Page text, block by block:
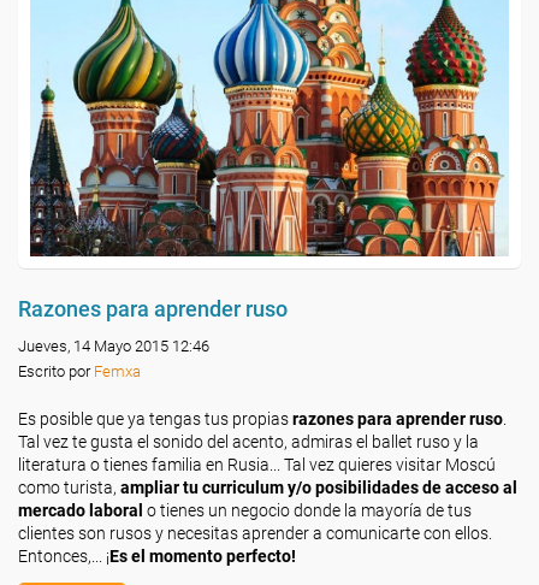
Razones para aprender ruso
Jueves, 14 Mayo 2015 12:46
Escrito por Femxa
Es posible que ya tengas tus propiasrazones para aprender ruso
Tal vez te gusta el sonido del acento, admiras el ballet ruso y la
literatura o tienes familia en Rusia... Tal vez quieres visitar Moscú
como turista, ampliar tu curriculum y/o posibilidades de acceso al
mercado laboral o tienes un negocio donde la mayoría de tus
clientes son rusos y necesitas aprender a comunicarte con ellos.
Entonces,... ¡Es el momento perfecto!